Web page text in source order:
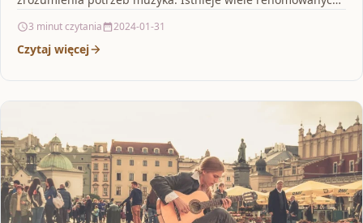
3 minut czytania 2024-01-31
Czytaj więcej